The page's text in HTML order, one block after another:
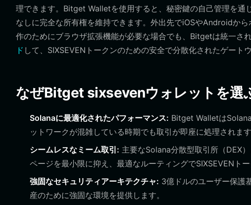
理できます。Bitget Walletを使用すると、秘密鍵の自己管理を通
なしに完全な所有権を維持できます。外出先でiOSやAndroidか
作のためにブラウザ拡張機能が必要な場合でも、Bitgetは統一さ
ド して、SIXSEVENトークンのための安全で分散化されたゲート
なぜBitget sixsevenウォレットを選
Solanaに最適化されたパフォーマンス: Bitget Walletは
ットワークが混雑している時期でも取引が即座に処理されます
シームレスなミーム取引: 主要なSolana分散型取引所（DEX
ページを最小限に抑え、最適なルーティングでSIXSEVENトー
強固なセキュリティアーキテクチャ: 3億ドルのユーザー保護
産のために強固な環境を提供します。